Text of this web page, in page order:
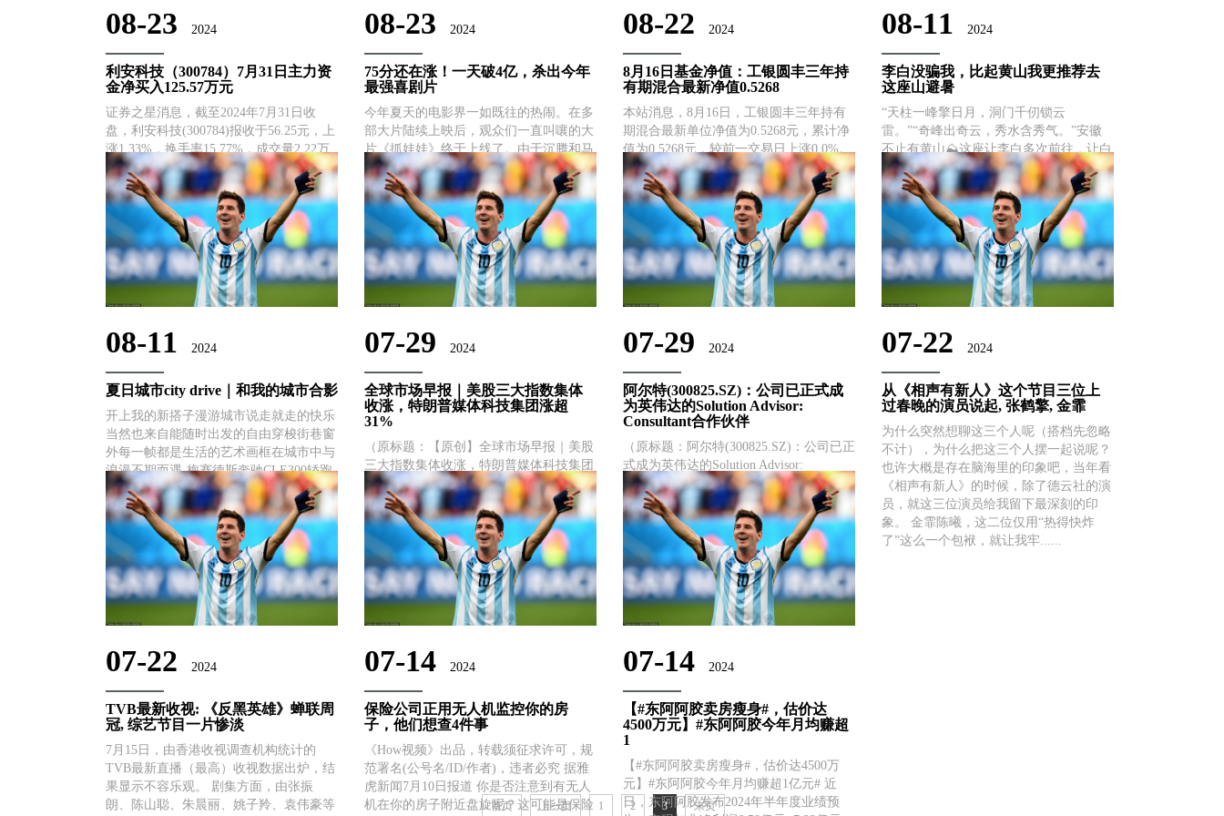
08-23 2024
利安科技（300784）7月31日主力资
金净买入125.57万元
证券之星消息，截至2024年7月31日收
盘，利安科技(300784)报收于56.25元，上
涨1.33%，换手率15.77%，成交量2.22万
手，成交额1.24亿元。 7月31日的资金流
向数据方面，主力资金净流入125.57万
元，占总成交额1......
08-23 2024
75分还在涨！一天破4亿，杀出今年
最强喜剧片
今年夏天的电影界一如既往的热闹。在多
部大片陆续上映后，观众们一直叫嚷的大
片《抓娃娃》终于上线了。由于沉腾和马
丽的强强组合，这部电影拥有很高的口
碑，是最有希望“杀”暑期档票房冠军的喜
剧。 沉腾和马丽的新片现已上线，票房
肯定不会太差。上映首日票......
08-22 2024
8月16日基金净值：工银圆丰三年持
有期混合最新净值0.5268
本站消息，8月16日，工银圆丰三年持有
期混合最新单位净值为0.5268元，累计净
值为0.5268元，较前一交易日上涨0.0%。
历史数据显示该基金近1个月下跌3.9%，
近3个月下跌10.62%，近6个月下跌
1.81%，近1年下跌21.28%。......
08-11 2024
李白没骗我，比起黄山我更推荐去
这座山避暑
“天柱一峰擎日月，洞门千仞锁云
雷。”“奇峰出奇云，秀水含秀气。”安徽
不止有黄山⛰️这座让李白多次前往，让白
居易、王安石等诗人纷纷题诗赞美的仙山
⛰️比黄山还值得一去❗-奇峰、怪石、峡
谷、云海等自然景观遍布海拔近1500m，
即便是夏日炎炎，登山......
08-11 2024
夏日城市city drive｜和我的城市合影
开上我的新搭子漫游城市说走就走的快乐
当然也来自能随时出发的自由穿梭街巷窗
外每一帧都是生活的艺术画框在城市中与
浪漫不期而遇-梅赛德斯奔驰CLE300轿跑
式的溜背式设计 张力和运动感十足在阳
光下格外耀眼 回头率超高！成为城市街
道上的一道亮丽风......
07-29 2024
全球市场早报｜美股三大指数集体
收涨，特朗普媒体科技集团涨超
31%
（原标题：【原创】全球市场早报｜美股
三大指数集体收涨，特朗普媒体科技集团
涨超31%） 美股市场 美股三大指数集体
收涨，道指站稳在4万点上方，再创历史
新高。截至收盘，道琼斯工业平均指数比
前一交易日上涨210.82点，收于40211.72
点，涨......
07-29 2024
阿尔特(300825.SZ)：公司已正式成
为英伟达的Solution Advisor:
Consultant合作伙伴
（原标题：阿尔特(300825.SZ)：公司已正
式成为英伟达的Solution Advisor:
Consultant合作伙伴） 格隆汇7月16日丨阿
尔特(300825.SZ)近日在接待机构投资者调
研时表示，公司是行业领先的提供独立整
车研发......
07-22 2024
从《相声有新人》这个节目三位上
过春晚的演员说起, 张鹤擎, 金霏
为什么突然想聊这三个人呢（搭档先忽略
不计），为什么把这三个人摆一起说呢？
也许大概是存在脑海里的印象吧，当年看
《相声有新人》的时候，除了德云社的演
员，就这三位演员给我留下最深刻的印
象。 金霏陈曦，这二位仅用“热得快炸
了”这么一个包袱，就让我牢......
07-22 2024
TVB最新收视: 《反黑英雄》蝉联周
冠, 综艺节目一片惨淡
7月15日，由香港收视调查机构统计的
TVB最新直播（最高）收视数据出炉，结
果显示不容乐观。 剧集方面，由张振
朗、陈山聪、朱晨丽、姚子羚、袁伟豪等
07-14 2024
保险公司正用无人机监控你的房
子，他们想查4件事
《How视频》出品，转载须征求许可，规
范署名(公号名/ID/作者)，违者必究 据雅
虎新闻7月10日报道 你是否注意到有无人
机在你的房子附近盘旋呢？这可能是保险
07-14 2024
【#东阿阿胶卖房瘦身#，估价达
4500万元】#东阿阿胶今年月均赚超
1
【#东阿阿胶卖房瘦身#，估价达4500万
元】#东阿阿胶今年月均赚超1亿元# 近
日，东阿阿胶发布2024年半年度业绩预
首页 上一页 1 2 3 末页